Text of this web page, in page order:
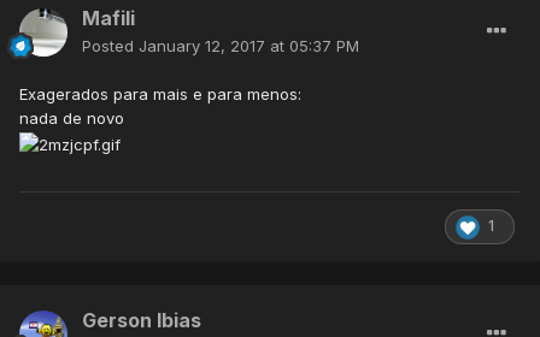
Mafili
Posted January 12, 2017 at 05:37 PM
Exagerados para mais e para menos:
nada de novo
1
Gerson Ibias